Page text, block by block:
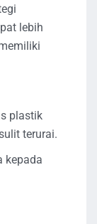
lebih
plastik
terurai.
kepada